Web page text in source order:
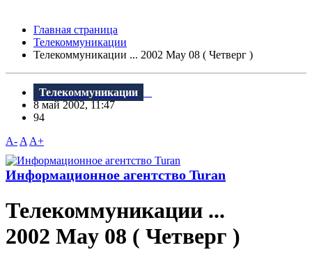
Главная страница
Телекоммуникации
Телекоммуникации ... 2002 May 08 ( Четверг )
Телекоммуникации
8 май 2002, 11:47
94
A- A A+
Информационное агентство Turan
Телекоммуникации ...
2002 May 08 ( Четверг )